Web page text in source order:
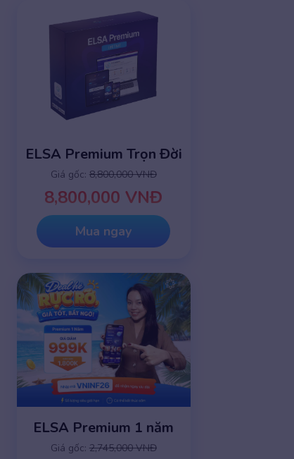
ELSA Premium Trọn Đời
Giá gốc: 8,800,000 VNĐ
8,800,000 VNĐ
Mua ngay
ELSA Premium 1 năm
Giá gốc: 2,745,000 VNĐ